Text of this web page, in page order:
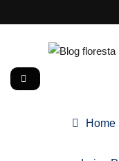
to
Blog floresta
Home